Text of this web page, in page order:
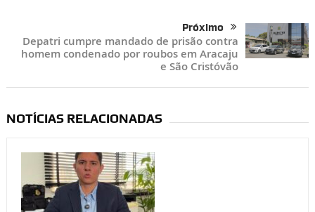
Próximo
Depatri cumpre mandado de prisão contra
homem condenado por roubos em Aracaju
e São Cristóvão
NOTÍCIAS RELACIONADAS